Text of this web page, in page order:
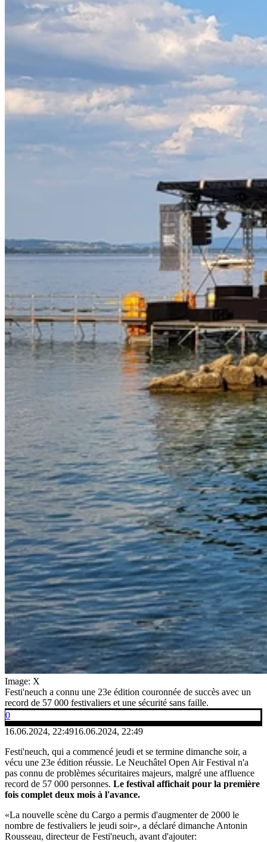
Image: X
Festi'neuch a connu une 23e édition couronnée de succès avec un
record de 57 000 festivaliers et une sécurité sans faille.
0
16.06.2024, 22:4916.06.2024, 22:49
Festi'neuch, qui a commencé jeudi et se termine dimanche soir, a
vécu une 23e édition réussie. Le Neuchâtel Open Air Festival n'a
pas connu de problèmes sécuritaires majeurs, malgré une affluence
record de 57 000 personnes. Le festival affichait pour la première
fois complet deux mois à l'avance.
«La nouvelle scène du Cargo a permis d'augmenter de 2000 le
nombre de festivaliers le jeudi soir», a déclaré dimanche Antonin
Rousseau, directeur de Festi'neuch, avant d'ajouter: